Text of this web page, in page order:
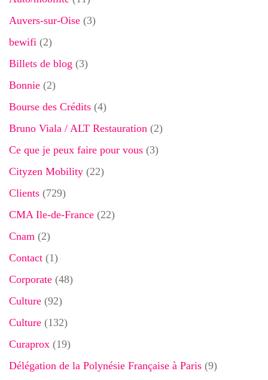
Auvers-sur-Oise (3)
bewifi (2)
Billets de blog (3)
Bonnie (2)
Bourse des Crédits (4)
Bruno Viala / ALT Restauration (2)
Ce que je peux faire pour vous (3)
Cityzen Mobility (22)
Clients (729)
CMA Ile-de-France (22)
Cnam (2)
Contact (1)
Corporate (48)
Culture (92)
Culture (132)
Curaprox (19)
Délégation de la Polynésie Française à Paris (9)